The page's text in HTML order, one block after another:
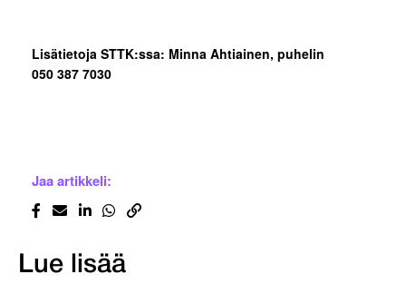
Lisätietoja STTK:ssa: Minna Ahtiainen, puhelin
050 387 7030
Jaa artikkeli:
Lue lisää